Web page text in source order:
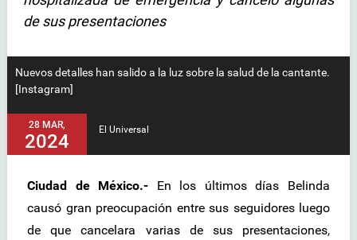
de sus presentaciones
Nuevos detalles han salido a la luz sobre la salud de la cantante.
[Instagram]
28 MAR,
2024
El Universal
Ciudad de México.- En los últimos días Belinda
causó gran preocupación entre sus seguidores luego
de que cancelara varias de sus presentaciones,